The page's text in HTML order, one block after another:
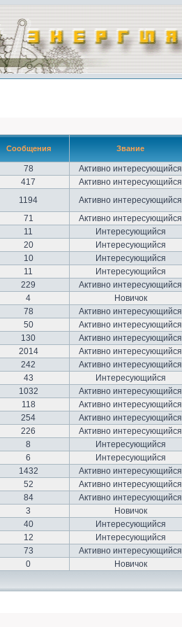
Сообщения Звание
78 Активно интересующийся
417 Активно интересующийся
1194 Активно интересующийся
71 Активно интересующийся
11 Интересующийся
20 Интересующийся
10 Интересующийся
11 Интересующийся
229 Активно интересующийся
4 Новичок
78 Активно интересующийся
50 Активно интересующийся
130 Активно интересующийся
2014 Активно интересующийся
242 Активно интересующийся
43 Интересующийся
1032 Активно интересующийся
118 Активно интересующийся
254 Активно интересующийся
226 Активно интересующийся
8 Интересующийся
6 Интересующийся
1432 Активно интересующийся
52 Активно интересующийся
84 Активно интересующийся
3 Новичок
40 Интересующийся
12 Интересующийся
73 Активно интересующийся
0 Новичок